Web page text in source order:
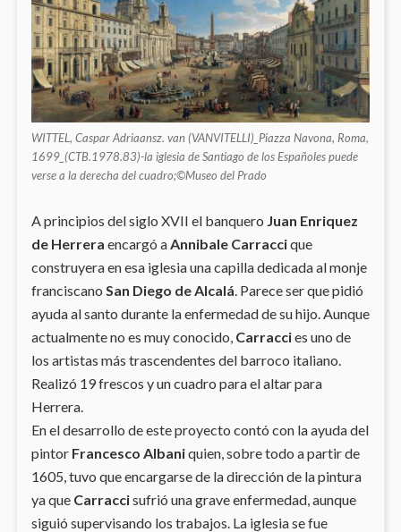
WITTEL, Caspar Adriaansz. van (VANVITELLI)_Piazza Navona, Roma,
1699_(CTB.1978.83)-la iglesia de Santiago de los Españoles puede
verse a la derecha del cuadro;©Museo del Prado
A principios del siglo XVII el banquero Juan Enriquez
de Herrera encargó aAnnibale Carraccique
construyera en esa iglesia una capilla dedicada al monje
franciscano San Diego de Alcalá. Parece ser que pidió
ayuda al santo durante la enfermedad de su hijo. Aunque
actualmente no es muy conocido, Carraccies uno de
los artistas más trascendentes del barroco italiano.
Realizó 19 frescos y un cuadro para el altar para
Herrera.
En el desarrollo de este proyecto contó con la ayuda del
pintor Francesco Albaniquien, sobre todo a partir de
1605, tuvo que encargarse de la dirección de la pintura
ya que Carraccisufrió una grave enfermedad, aunque
siguió supervisando los trabajos. La iglesia se fue